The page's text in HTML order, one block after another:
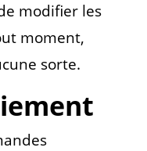
modifier les
moment,
sorte.